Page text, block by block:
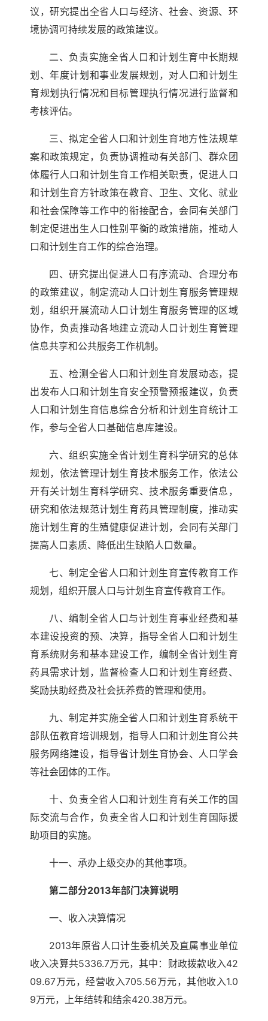
议，研究提出全省人口与经济、社会、资源、环
境协调可持续发展的政策建议。
二、负责实施全省人口和计划生育中长期规
划、年度计划和事业发展规划，对人口和计划生
育规划执行情况和目标管理执行情况进行监督和
考核评估。
三、拟定全省人口和计划生育地方性法规草
案和政策规定，负责协调推动有关部门、群众团
体履行人口和计划生育工作相关职责，促进人口
和计划生育方针政策在教育、卫生、文化、就业
和社会保障等工作中的衔接配合，会同有关部门
制定促进出生人口性别平衡的政策措施，推动人
口和计划生育工作的综合治理。
四、研究提出促进人口有序流动、合理分布
的政策建议，制定流动人口计划生育服务管理规
划，组织开展流动人口计划生育服务管理的区域
协作，负责推动各地建立流动人口计划生育管理
信息共享和公共服务工作机制。
五、检测全省人口和计划生育发展动态，提
出发布人口和计划生育安全预警预报建议，负责
人口和计划生育信息综合分析和计划生育统计工
作，参与全省人口基础信息库建设。
六、组织实施全省计划生育科学研究的总体
规划，依法管理计划生育技术服务工作，依法公
开有关计划生育科学研究、技术服务重要信息，
研究和依法规范计划生育药具管理制度，推动实
施计划生育的生殖健康促进计划，会同有关部门
提高人口素质、降低出生缺陷人口数量。
七、制定全省人口和计划生育宣传教育工作
规划，组织开展人口与计划生育宣传教育工作。
八、编制全省人口与计划生育事业经费和基
本建设投资的预、决算，指导全省人口和计划生
育系统财务和基本建设工作，编制全省计划生育
药具需求计划，监督检查人口和计划生育经费、
奖励扶助经费及社会抚养费的管理和使用。
九、制定并实施全省人口和计划生育系统干
部队伍教育培训规划，指导人口和计划生育公共
服务网络建设，指导省计划生育协会、人口学会
等社会团体的工作。
十、负责全省人口和计划生育有关工作的国
际交流与合作，负责全省人口和计划生育国际援
助项目的实施。
十一、承办上级交办的其他事项。
第二部分2013年部门决算说明
一、收入决算情况
2013年原省人口计生委机关及直属事业单位
收入决算共5336.7万元，其中：财政拨款收入42
09.67万元，经营收入705.56万元，其他收入1.0
9万元，上年结转和结余420.38万元。